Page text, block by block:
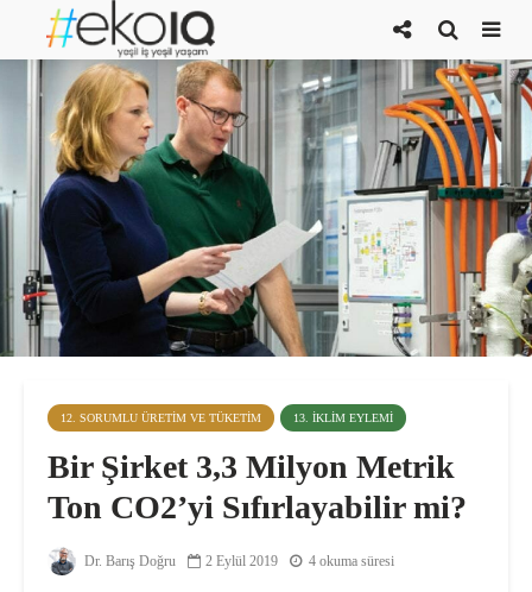
12. SORUMLU ÜRETIM VE TÜKETIM 13. İKLIM EYLEMI
Bir Şirket 3,3 Milyon Metrik
Ton CO2’yi Sıfırlayabilir mi?
Dr. Barış Doğru 2 Eylül 2019 4 okuma süresi